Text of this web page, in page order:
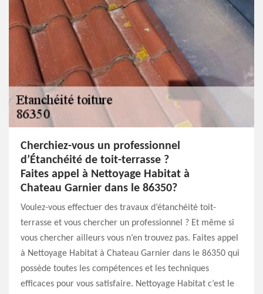
Cherchiez-vous un professionnel
d’Étanchéité de toit-terrasse ?
Faites appel à Nettoyage Habitat à
Chateau Garnier dans le 86350?
Voulez-vous effectuer des travaux d’étanchéité toit-
terrasse et vous chercher un professionnel ? Et même si
vous chercher ailleurs vous n’en trouvez pas. Faites appel
à Nettoyage Habitat à Chateau Garnier dans le 86350 qui
possède toutes les compétences et les techniques
efficaces pour vous satisfaire. Nettoyage Habitat c’est le